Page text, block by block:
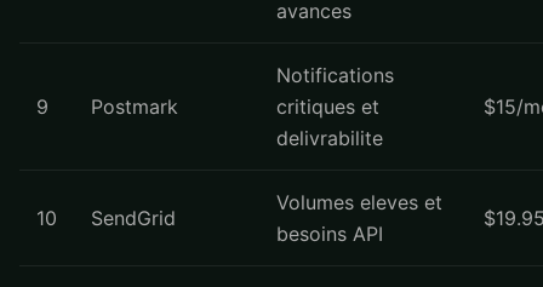
avances
9 Postmark
Notifications
critiques et
delivrabilite
$15/
10 SendGrid
Volumes eleves et
besoins API